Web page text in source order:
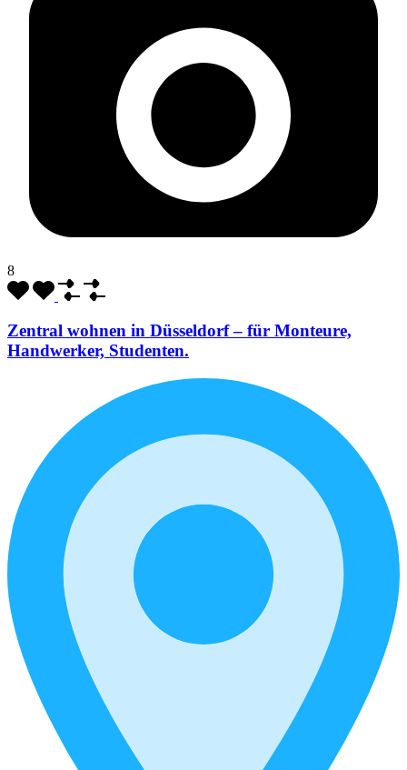
8
Zentral wohnen in Düsseldorf – für Monteure,
Handwerker, Studenten.